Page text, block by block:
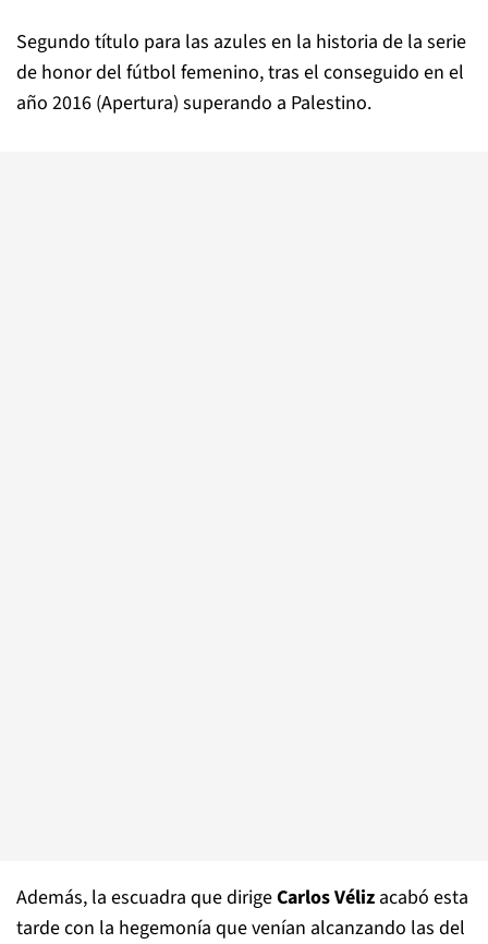
Segundo título para las azules en la historia de la serie
de honor del fútbol femenino, tras el conseguido en el
año 2016 (Apertura) superando a Palestino.
Además, la escuadra que dirigeCarlos Véliz acabó esta
tarde con la hegemonía que venían alcanzando las del